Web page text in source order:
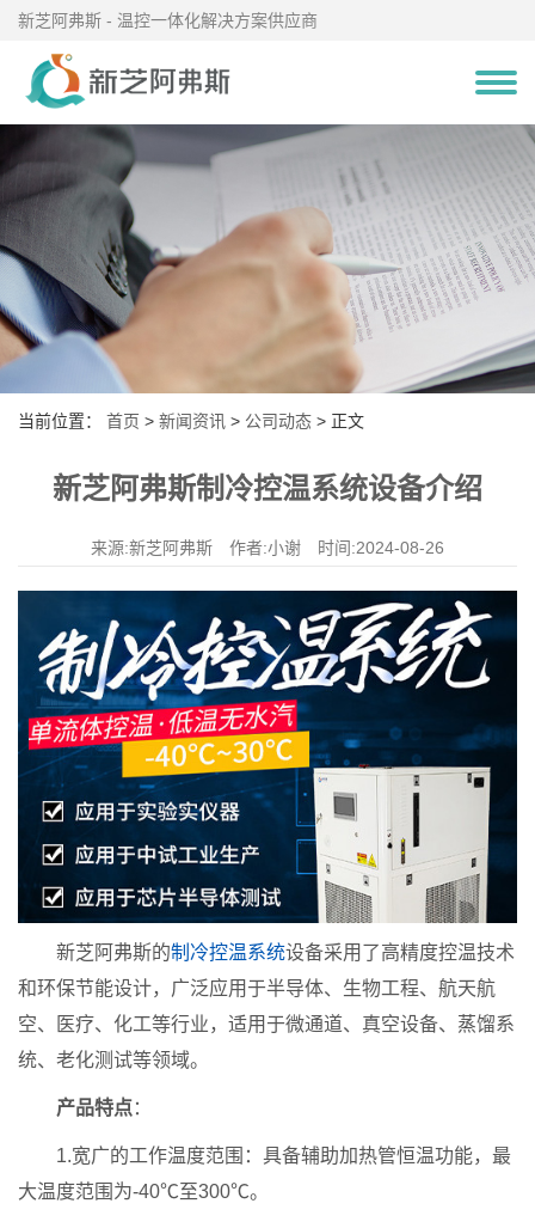
新芝阿弗斯 - 温控一体化解决方案供应商
当前位置： 首页 > 新闻资讯 > 公司动态 > 正文
新芝阿弗斯制冷控温系统设备介绍
来源:新芝阿弗斯 作者:小谢 时间:2024-08-26
新芝阿弗斯的制冷控温系统设备采用了高精度控温技术
和环保节能设计，广泛应用于半导体、生物工程、航天航
空、医疗、化工等行业，适用于微通道、真空设备、蒸馏系
统、老化测试等领域。
产品特点：
1.宽广的工作温度范围：具备辅助加热管恒温功能，最
大温度范围为-40℃至300℃。